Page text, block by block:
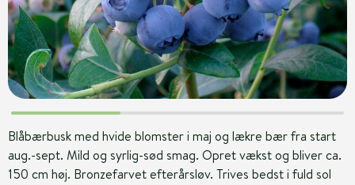
Blåbærbusk med hvide blomster i maj og lækre bær fra start
aug.-sept. Mild og syrlig-sød smag. Opret vækst og bliver ca.
150 cm høj. Bronzefarvet efterårsløv. Trives bedst i fuld sol